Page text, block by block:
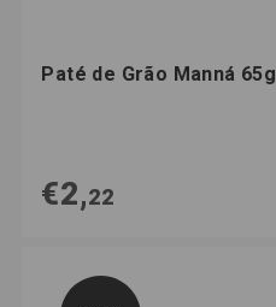
Paté de Grão Manná 65g
€2,22